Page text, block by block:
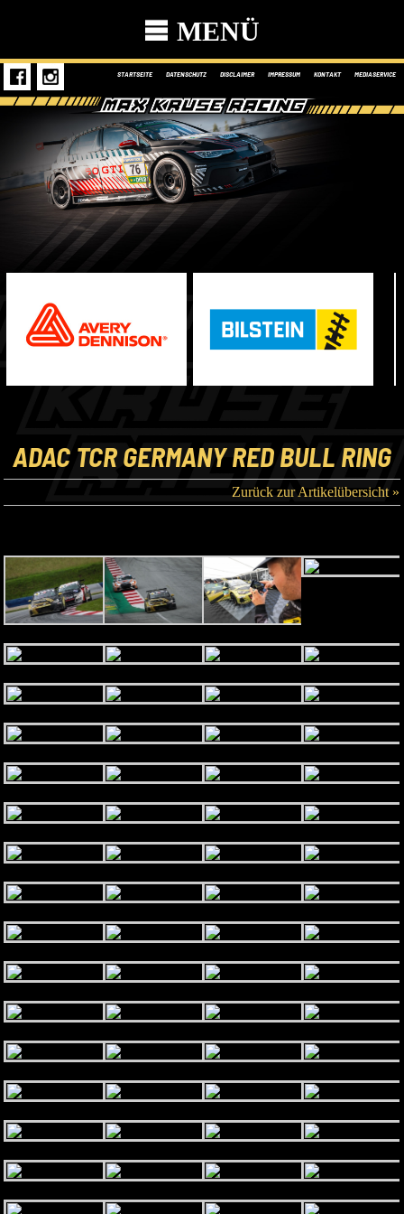
MENÜ
STARTSEITE DATENSCHUTZ DISCLAIMER IMPRESSUM KONTAKT MEDIASERVICE
ADAC TCR GERMANY RED BULL RING
Zurück zur Artikelübersicht »